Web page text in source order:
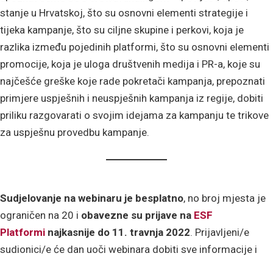
stanje u Hrvatskoj, što su osnovni elementi strategije i
tijeka kampanje, što su ciljne skupine i perkovi, koja je
razlika između pojedinih platformi, što su osnovni elementi
promocije, koja je uloga društvenih medija i PR-a, koje su
najčešće greške koje rade pokretači kampanja, prepoznati
primjere uspješnih i neuspješnih kampanja iz regije, dobiti
priliku razgovarati o svojim idejama za kampanju te trikove
za uspješnu provedbu kampanje.
Sudjelovanje na webinaru je besplatno, no broj mjesta je
ograničen na 20 i obavezne su prijave na ESF
Platformi najkasnije do 11. travnja 2022. Prijavljeni/e
sudionici/e će dan uoči webinara dobiti sve informacije i